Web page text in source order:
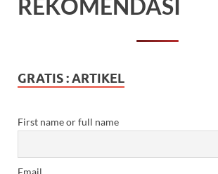
REKOMENDASI
GRATIS : ARTIKEL
First name or full name
Email